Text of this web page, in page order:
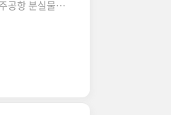
공항 분실물센
! 🔽분실물
이 분실물을